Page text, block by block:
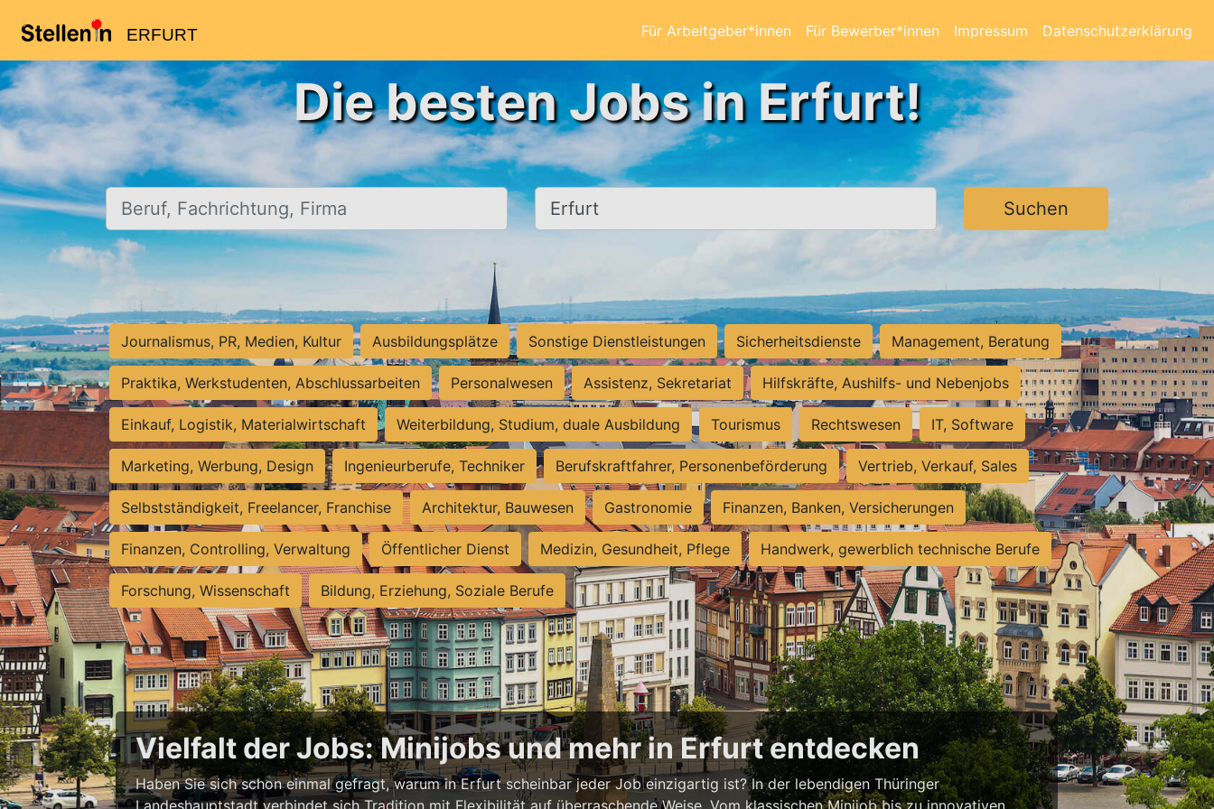
ERFURT Für Arbeitgeber*innen Für Bewerber*innen Impressum Datenschutzerklärung
Die besten Jobs in Erfurt!
Beruf, Fachrichtung, Firma Ort, Stadt Suchen
Journalismus, PR, Medien, Kultur Ausbildungsplätze Sonstige Dienstleistungen Sicherheitsdienste Management, Beratung
Praktika, Werkstudenten, Abschlussarbeiten Personalwesen Assistenz, Sekretariat Hilfskräfte, Aushilfs- und Nebenjobs
Einkauf, Logistik, Materialwirtschaft Weiterbildung, Studium, duale Ausbildung Tourismus Rechtswesen IT, Software
Marketing, Werbung, Design Ingenieurberufe, Techniker Berufskraftfahrer, Personenbeförderung Vertrieb, Verkauf, Sales
Selbstständigkeit, Freelancer, Franchise Architektur, Bauwesen Gastronomie Finanzen, Banken, Versicherungen
Finanzen, Controlling, Verwaltung Öffentlicher Dienst Medizin, Gesundheit, Pflege Handwerk, gewerblich technische Berufe
Forschung, Wissenschaft Bildung, Erziehung, Soziale Berufe
Vielfalt der Jobs: Minijobs und mehr in Erfurt entdecken
Haben Sie sich schon einmal gefragt, warum in Erfurt scheinbar jeder Job einzigartig ist? In der lebendigen Thüringer